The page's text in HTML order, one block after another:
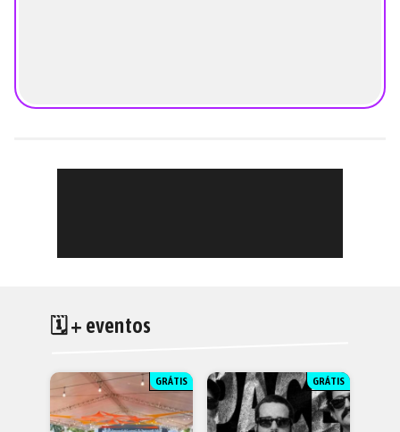
🗓 + eventos
GRÁTIS GRÁTIS